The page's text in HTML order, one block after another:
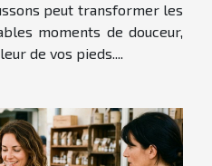
peut transformer les
moments de douceur,
de vos pieds....